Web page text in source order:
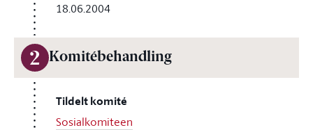
18.06.2004
2 Komitébehandling
Tildelt komité
Sosialkomiteen